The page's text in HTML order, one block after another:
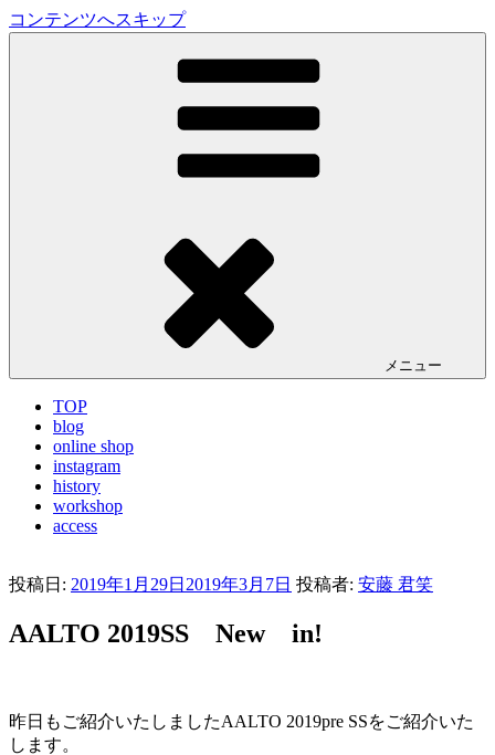
コンテンツへスキップ
LA VILLA ROUGE Blog
メニュー
TOP
blog
online shop
instagram
history
workshop
access
投稿日: 2019年1月29日 2019年3月7日 投稿者: 安藤 君笑
AALTO 2019SS New in!
昨日もご紹介いたしましたAALTO 2019pre SSをご紹介いた
します。